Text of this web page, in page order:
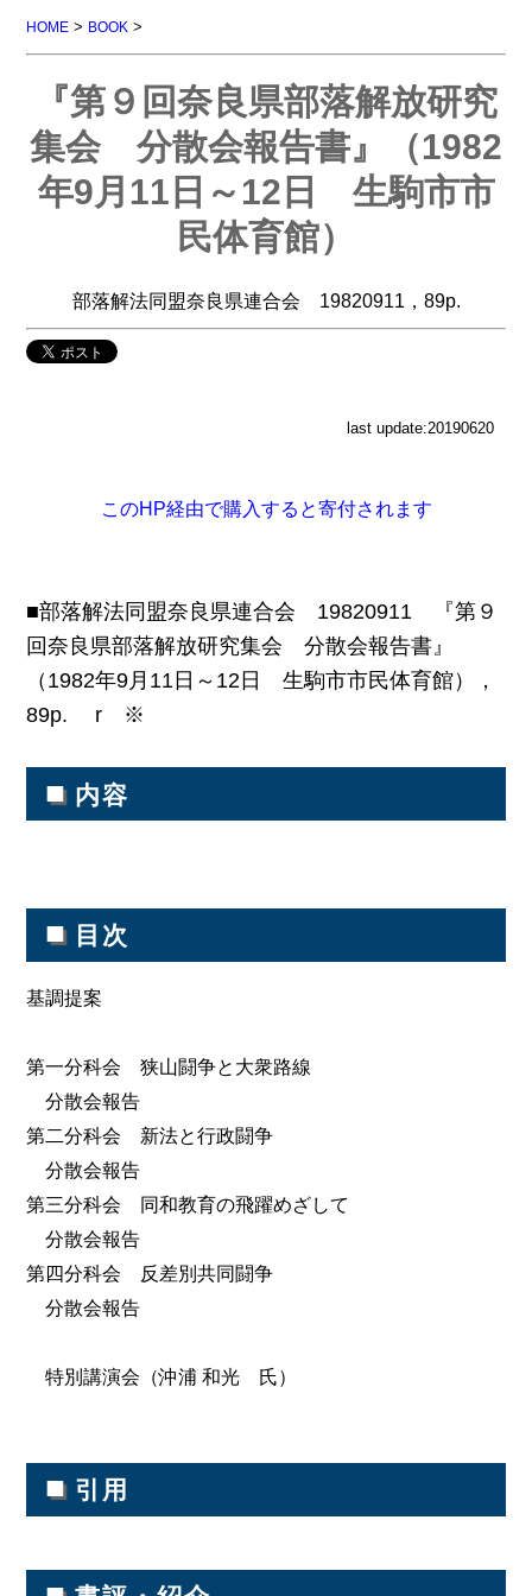
HOME > BOOK >
『第９回奈良県部落解放研究
集会 分散会報告書』（1982
年9月11日～12日 生駒市市
民体育館）
部落解法同盟奈良県連合会 19820911，89p.
last update:20190620
このHP経由で購入すると寄付されます
■部落解法同盟奈良県連合会 19820911 『第９
回奈良県部落解放研究集会 分散会報告書』
（1982年9月11日～12日 生駒市市民体育館），
89p. r ※
■ 内容
■ 目次
基調提案
第一分科会 狭山闘争と大衆路線
分散会報告
第二分科会 新法と行政闘争
分散会報告
第三分科会 同和教育の飛躍めざして
分散会報告
第四分科会 反差別共同闘争
分散会報告
特別講演会（沖浦 和光 氏）
■ 引用